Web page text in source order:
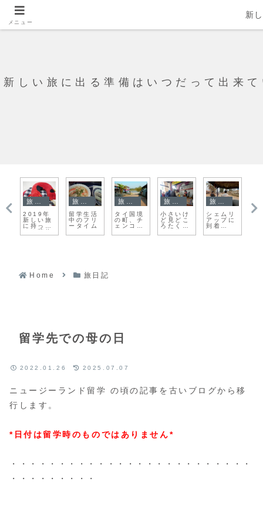
新しい旅に出る準備はいつだって出来
2019年
新しい旅
に持って
いく荷物
はこれ！
留学生活
中のフリ
ータイム
タイ国境
の町、チ
ェンコー
小さいけ
ど見どこ
ろたくさ
タの町を
シェムリ
アップに
到着
ですが、
オ
Home 旅日記
留学先での母の日
2022.01.26 2025.07.07
ニュージーランド留学 の頃の記事を古いブログから移
行します。
*日付は留学時のものではありません*
・・・・・・・・・・・・・・・・・・・・・・・・・
・・・・・・・・・
メニュー
新